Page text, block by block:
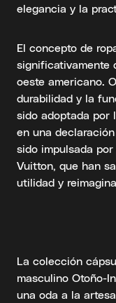
elegancia y la
El concepto de
significativamente
oeste americano.
durabilidad y la
sido adoptada por
en una
sido impulsada
Vuitton, que han
utilidad y
La colección
masculino Otoño-
una oda a la